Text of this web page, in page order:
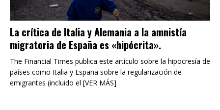
La crítica de Italia y Alemania a la amnistía
migratoria de España es «hipócrita».
The Financial Times publica este artículo sobre la hipocresía de
países como Italia y España sobre la regularización de
emigrantes (incluido el [VER MÁS]